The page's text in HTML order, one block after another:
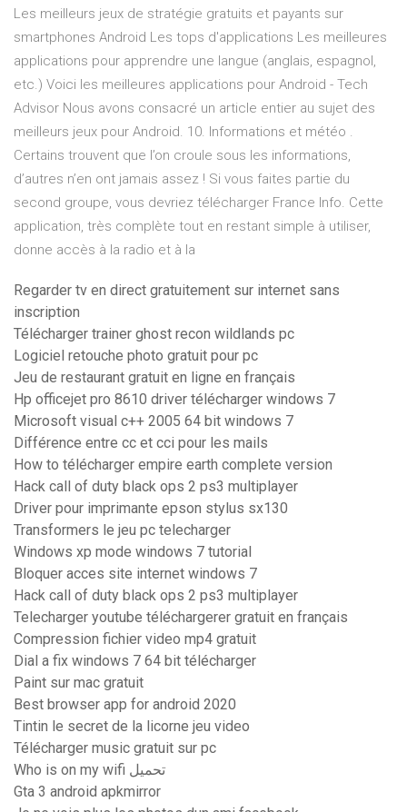
Les meilleurs jeux de stratégie gratuits et payants sur
smartphones Android Les tops d'applications Les meilleures
applications pour apprendre une langue (anglais, espagnol,
etc.) Voici les meilleures applications pour Android - Tech
Advisor Nous avons consacré un article entier au sujet des
meilleurs jeux pour Android. 10. Informations et météo .
Certains trouvent que l’on croule sous les informations,
d’autres n’en ont jamais assez ! Si vous faites partie du
second groupe, vous devriez télécharger France Info. Cette
application, très complète tout en restant simple à utiliser,
donne accès à la radio et à la
Regarder tv en direct gratuitement sur internet sans
inscription
Télécharger trainer ghost recon wildlands pc
Logiciel retouche photo gratuit pour pc
Jeu de restaurant gratuit en ligne en français
Hp officejet pro 8610 driver télécharger windows 7
Microsoft visual c++ 2005 64 bit windows 7
Différence entre cc et cci pour les mails
How to télécharger empire earth complete version
Hack call of duty black ops 2 ps3 multiplayer
Driver pour imprimante epson stylus sx130
Transformers le jeu pc telecharger
Windows xp mode windows 7 tutorial
Bloquer acces site internet windows 7
Hack call of duty black ops 2 ps3 multiplayer
Telecharger youtube téléchargerer gratuit en français
Compression fichier video mp4 gratuit
Dial a fix windows 7 64 bit télécharger
Paint sur mac gratuit
Best browser app for android 2020
Tintin le secret de la licorne jeu video
Télécharger music gratuit sur pc
Who is on my wifi تحميل
Gta 3 android apkmirror